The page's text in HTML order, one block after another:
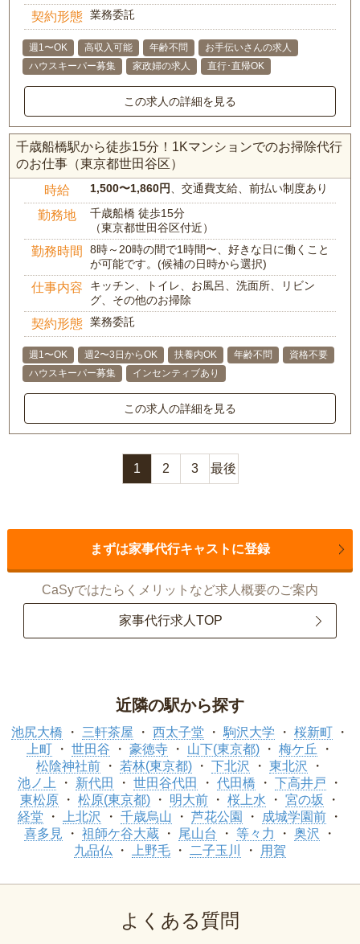
契約形態 業務委託
週1〜OK 高収入可能 年齢不問
お手伝いさんの求人
ハウスキーパー募集
家政婦の求人 直行･直帰OK
この求人の詳細を見る
千歳船橋駅から徒歩15分！1Kマンションでのお掃除代行
のお仕事（東京都世田谷区）
時給 1,500〜1,860円 、交通費支給、前払い制度あり
勤務地
千歳船橋 徒歩15分
（東京都世田谷区付近）
勤務時間
8時～20時の間で1時間〜、好きな日に働くこと
が可能です。(候補の日時から選択)
仕事内容
キッチン、トイレ、お風呂、洗面所、リビン
グ、その他のお掃除
契約形態 業務委託
週1〜OK 週2〜3日からOK 扶養内OK 年齢不問
資格不要
ハウスキーパー募集
インセンティブあり
この求人の詳細を見る
1 2 3 最後
まずは家事代行キャストに登録
CaSyではたらくメリットなど求人概要のご案内
家事代行求人TOP
近隣の駅から探す
池尻大橋 三軒茶屋 西太子堂 駒沢大学
桜新町
上町
世田谷 豪徳寺 山下(東京都)
梅ケ丘
松陰神社前
若林(東京都) 下北沢
東北沢
池ノ上
新代田 世田谷代田 代田橋
下高井戸
東松原
松原(東京都) 明大前 桜上水
宮の坂
経堂
上北沢 千歳烏山 芦花公園
成城学園前
喜多見
祖師ケ谷大蔵 尾山台 等々力
奥沢
九品仏
上野毛 二子玉川 用賀
よくある質問